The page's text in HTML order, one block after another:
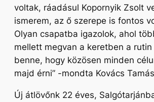
voltak, ráadásul Kopornyik Zsolt
ismerem, az ő szerepe is fontos
Olyan csapatba igazolok, ahol
mellett megvan a keretben a rutin
benne, hogy közösen minden
majd érni” -mondta Kovács
Új átlövőnk 22 éves,